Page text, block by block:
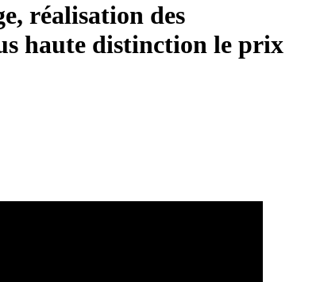
réalisation des
haute distinction le prix